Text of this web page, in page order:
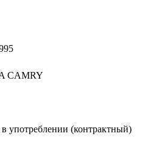
CAMRY
употреблении (контрактный)